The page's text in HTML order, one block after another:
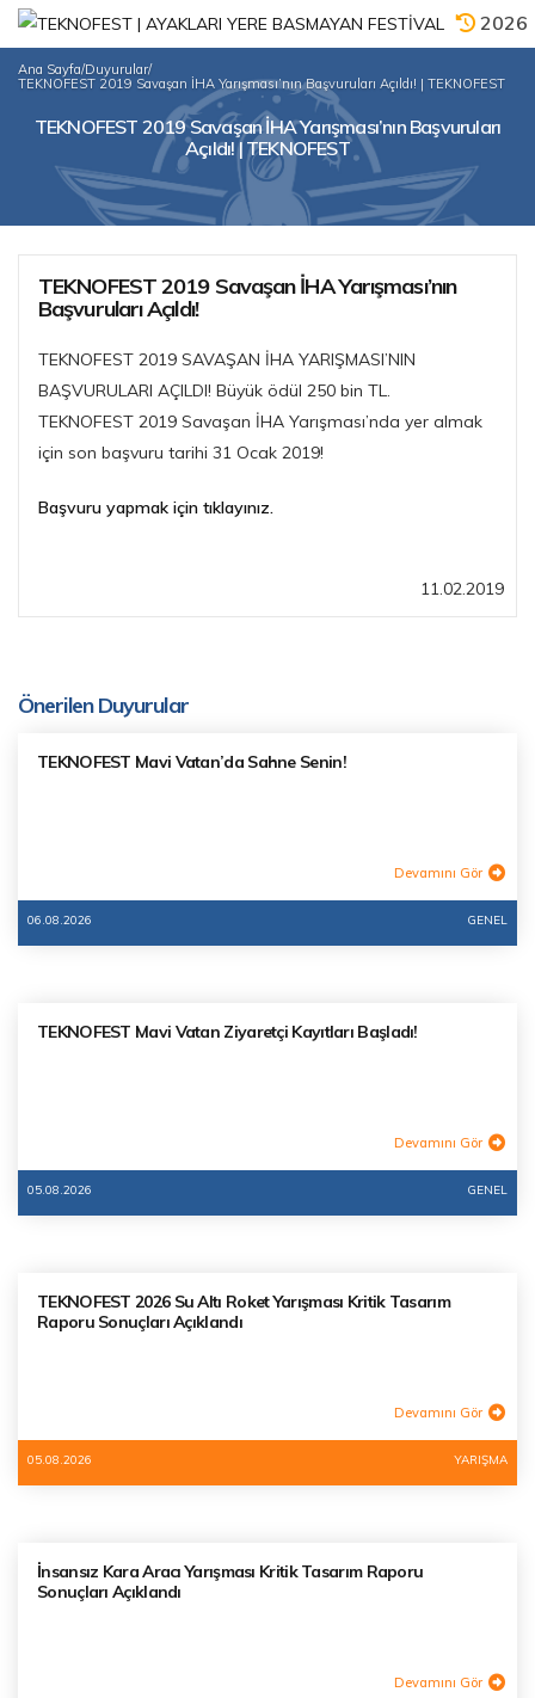
2026
Ana Sayfa/Duyurular/
TEKNOFEST 2019 Savaşan İHA Yarışması’nın Başvuruları Açıldı! | TEKNOFEST
TEKNOFEST 2019 Savaşan İHA Yarışması’nın Başvuruları
Açıldı! | TEKNOFEST
TEKNOFEST 2019 Savaşan İHA Yarışması’nın
Başvuruları Açıldı!
TEKNOFEST 2019 SAVAŞAN İHA YARIŞMASI’NIN
BAŞVURULARI AÇILDI! Büyük ödül 250 bin TL.
TEKNOFEST 2019 Savaşan İHA Yarışması’nda yer almak
için son başvuru tarihi 31 Ocak 2019!
Başvuru yapmak için tıklayınız.
11.02.2019
Önerilen Duyurular
TEKNOFEST Mavi Vatan’da Sahne Senin!
Devamını Gör
06.08.2026 GENEL
TEKNOFEST Mavi Vatan Ziyaretçi Kayıtları Başladı!
Devamını Gör
05.08.2026 GENEL
TEKNOFEST 2026 Su Altı Roket Yarışması Kritik Tasarım
Raporu Sonuçları Açıklandı
Devamını Gör
05.08.2026 YARIŞMA
İnsansız Kara Aracı Yarışması Kritik Tasarım Raporu
Sonuçları Açıklandı
Devamını Gör